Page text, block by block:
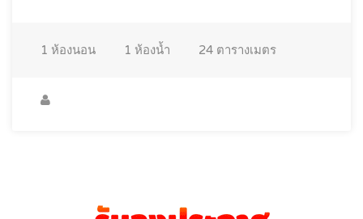
1 ห้องนอน 1 ห้องน้ำ 24 ตารางเมตร